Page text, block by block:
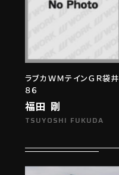
ラブカＷＭテインＧＲ袋井
８６
福田 剛
TSUYOSHI FUKUDA